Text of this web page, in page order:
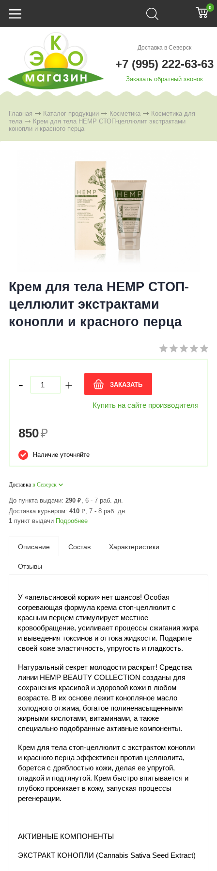
0
Доставка в Северск
+7 (995) 222-63-63
Заказать обратный звонок
Главная Каталог продукции Косметика
Косметика для
тела
Крем для тела HEMP СТОП-целлюлит экстрактами
конопли и красного перца
Крем для тела HEMP СТОП-
целлюлит экстрактами
конопли и красного перца
- + ЗАКАЗАТЬ
Купить на сайте производителя
850₽
Наличие уточняйте
Доставка в Северск
До пункта выдачи: 290 ₽, 6 - 7 раб. дн.
Доставка курьером: 410 ₽, 7 - 8 раб. дн.
1 пункт выдачи Подробнее
Описание Состав Характеристики
Отзывы
У «апельсиновой корки» нет шансов! Особая
согревающая формула крема стоп-целлюлит с
красным перцем стимулирует местное
кровообращение, усиливает процессы сжигания жира
и выведения токсинов и оттока жидкости. Подарите
своей коже эластичность, упругость и гладкость.
Натуральный секрет молодости раскрыт! Средства
линии HEMP BEAUTY COLLECTION созданы для
сохранения красивой и здоровой кожи в любом
возрасте. В их основе лежит конопляное масло
холодного отжима, богатое полиненасыщенными
жирными кислотами, витаминами, а также
специально подобранные активные компоненты.
Крем для тела стоп-целлюлит с экстрактом конопли
и красного перца эффективен против целлюлита,
борется с дряблостью кожи, делая ее упругой,
гладкой и подтянутой. Крем быстро впитывается и
глубоко проникает в кожу, запуская процессы
регенерации.
АКТИВНЫЕ КОМПОНЕНТЫ
ЭКСТРАКТ КОНОПЛИ (Cannabis Sativa Seed Extract)